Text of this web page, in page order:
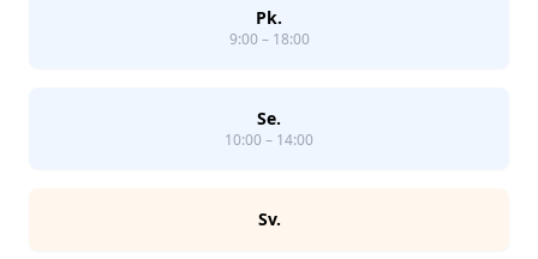
Pk.
9:00 – 18:00
Se.
10:00 – 14:00
Sv.